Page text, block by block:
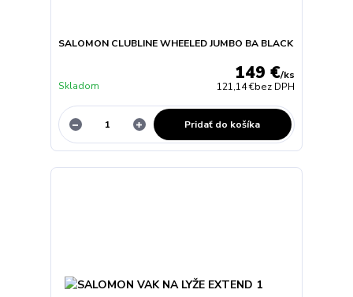
SALOMON CLUBLINE WHEELED JUMBO BA BLACK
149 €/ks
121,14 €bez DPH
Skladom
Pridať do košíka